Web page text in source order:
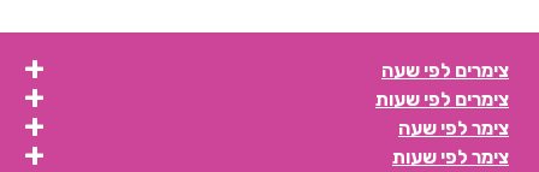
צימרים לפי שעה
צימרים לפי שעות
צימר לפי שעה
צימר לפי שעות